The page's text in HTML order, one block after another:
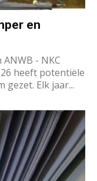
en
- NKC
heeft potentiële
Elk jaar...